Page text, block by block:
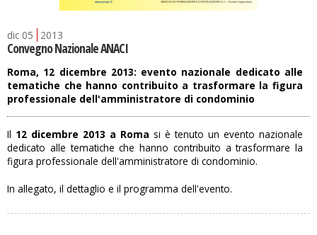
dic 05 2013
Convegno Nazionale ANACI
Roma, 12 dicembre 2013: evento nazionale dedicato alle
tematiche che hanno contribuito a trasformare la figura
professionale dell'amministratore di condominio
Il 12 dicembre 2013 a Roma si è tenuto un evento nazionale
dedicato alle tematiche che hanno contribuito a trasformare la
figura professionale dell'amministratore di condominio.
In allegato, il dettaglio e il programma dell'evento.